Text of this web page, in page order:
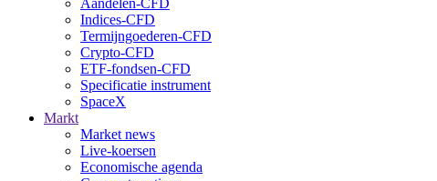
Indices-CFD
Termijngoederen-CFD
Crypto-CFD
ETF-fondsen-CFD
Specificatie instrument
SpaceX
Markt
Market news
Live-koersen
Economische agenda